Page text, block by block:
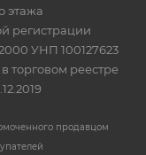
этажа
регистрации
УНП 100127623
торговом реестре
продавцом